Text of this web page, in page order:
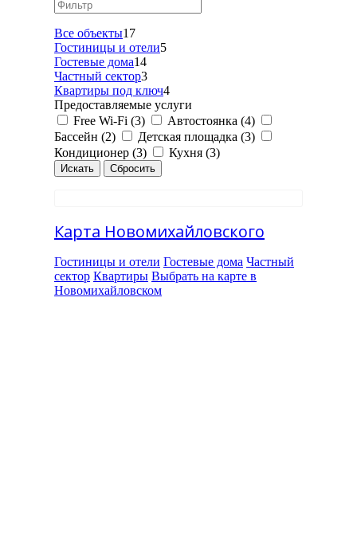
Все объекты17
Гостиницы и отели5
Гостевые дома14
Частный сектор3
Квартиры под ключ4
Предоставляемые услуги
Free Wi-Fi (3)
Автостоянка (4)
Бассейн (2)
Детская площадка (3)
Кондиционер (3)
Кухня (3)
Карта Новомихайловского
Гостиницы и отели Гостевые дома Частный
сектор Квартиры Выбрать на карте в
Новомихайловском